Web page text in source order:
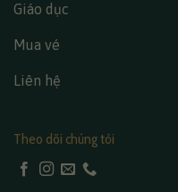
Giáo dục
Mua vé
Liên hệ
Theo dõi chúng tôi